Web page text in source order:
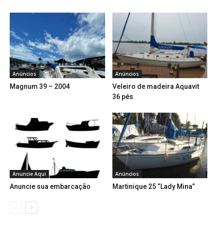
Anúncios
Magnum 39 – 2004
Anúncios
Veleiro de madeira Aquavit
36 pés
Anuncie Aqui
Anuncie sua embarcação
Anúncios
Martinique 25 “Lady Mina”